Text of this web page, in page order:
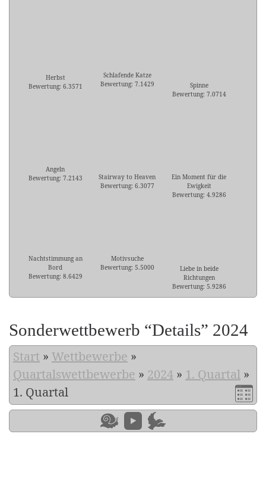
Herbst
Bewertung: 6.3571
Schlafende Katze
Bewertung: 7.1429
Spinne
Bewertung: 7.0714
Angeln
Bewertung: 7.2143
Stairway to Heaven
Bewertung: 6.3077
Ein Moment für die
Ewigkeit
Bewertung: 4.9286
Nachtstimmung an
Bord
Bewertung: 8.6429
Motivsuche
Bewertung: 5.5000
Liebe in beide
Richtungen
Bewertung: 5.9286
Sonderwettbewerb “Details” 2024
Start » Wettbewerbe »
Quartalswettbewerbe » 2024 » 1. Quartal »
1. Quartal